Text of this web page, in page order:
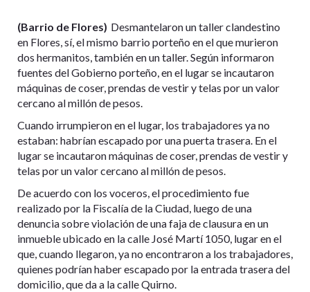
(Barrio de Flores) Desmantelaron un taller clandestino
en Flores, sí, el mismo barrio porteño en el que murieron
dos hermanitos, también en un taller. Según informaron
fuentes del Gobierno porteño, en el lugar se incautaron
máquinas de coser, prendas de vestir y telas por un valor
cercano al millón de pesos.
Cuando irrumpieron en el lugar, los trabajadores ya no
estaban: habrían escapado por una puerta trasera. En el
lugar se incautaron máquinas de coser, prendas de vestir y
telas por un valor cercano al millón de pesos.
De acuerdo con los voceros, el procedimiento fue
realizado por la Fiscalía de la Ciudad, luego de una
denuncia sobre violación de una faja de clausura en un
inmueble ubicado en la calle José Martí 1050, lugar en el
que, cuando llegaron, ya no encontraron a los trabajadores,
quienes podrían haber escapado por la entrada trasera del
domicilio, que da a la calle Quirno.